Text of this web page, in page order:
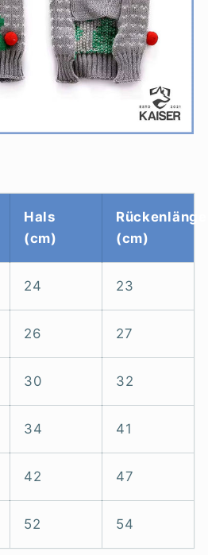
Hals
(cm)
Rückenlänge
(cm)
24 23
26 27
30 32
34 41
42 47
52 54